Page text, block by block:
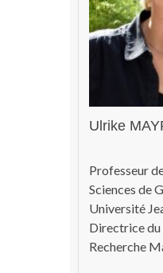
Ulrike
Professeur
Sciences de
Université
Directrice du
Recherche